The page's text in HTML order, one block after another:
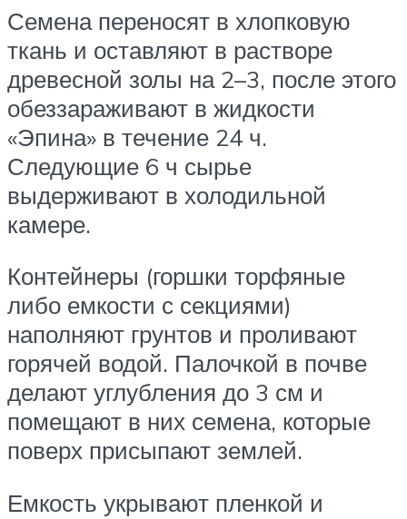
Семена переносят в хлопковую
ткань и оставляют в растворе
древесной золы на 2–3, после этого
обеззараживают в жидкости
«Эпина» в течение 24 ч.
Следующие 6 ч сырье
выдерживают в холодильной
камере.
Контейнеры (горшки торфяные
либо емкости с секциями)
наполняют грунтов и проливают
горячей водой. Палочкой в почве
делают углубления до 3 см и
помещают в них семена, которые
поверх присыпают землей.
Емкость укрывают пленкой и